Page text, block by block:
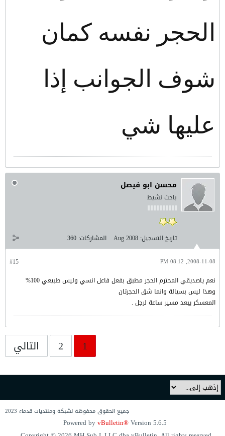
الحجر نفسه كمان
شوف الجوانب إذا
عليها شي
محسن ابو فيصل
باحث نشيط
تاريخ التسجيل: Aug 2008 المشاركات: 360
#15 2008-11-08, 08:12 PM
نعم ياصديقي المحترم الحجر مطبق بفعل فاعل انسي وليس طبيعي 100%
وهذا ليس بسيالة وانما شق الحجرتان
المعسكر يبعد مسير ساعة لرجل .
1
2 التالي
جميع الحقوق محفوظة لشبكة ومنتديات قدماء 2023
Powered byvBulletin®Version 5.6.5